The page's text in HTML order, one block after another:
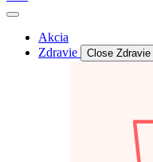
Akcia
Zdravie
Close Zdravie